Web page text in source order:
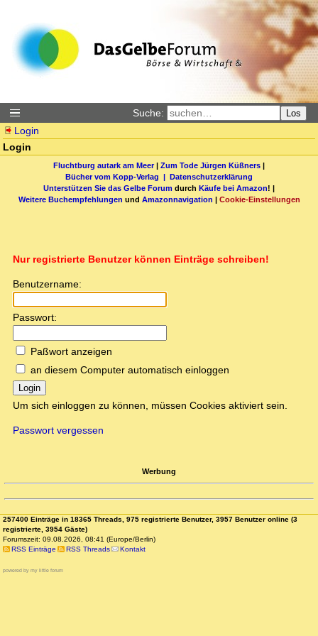
Suche: Los
Login
Login
Fluchtburg autark am Meer| Zum Tode Jürgen Küßners |
Bücher vom Kopp-Verlag | Datenschutzerklärung
Unterstützen Sie das Gelbe Forum durch Käufe bei Amazon! |
Weitere Buchempfehlungen und Amazonnavigation | Cookie-Einstellungen
Nur registrierte Benutzer können Einträge schreiben!
Benutzername:
Passwort:
Paßwort anzeigen
an diesem Computer automatisch einloggen
Login
Um sich einloggen zu können, müssen Cookies aktiviert sein.
Passwort vergessen
Werbung
257400 Einträge in 18365 Threads, 975 registrierte Benutzer, 3957 Benutzer online (3
registrierte, 3954 Gäste)
Forumszeit: 09.08.2026, 08:41 (Europe/Berlin)
RSS Einträge
RSS Threads Kontakt
powered by my little forum